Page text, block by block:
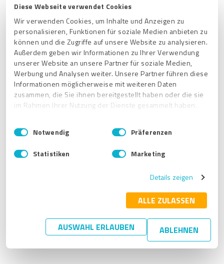
Diese Webseite verwendet Cookies
Wir verwenden Cookies, um Inhalte und Anzeigen zu
personalisieren, Funktionen für soziale Medien anbieten zu
können und die Zugriffe auf unsere Website zu analysieren.
Außerdem geben wir Informationen zu Ihrer Verwendung
unserer Website an unsere Partner für soziale Medien,
Werbung und Analysen weiter. Unsere Partner führen diese
Informationen möglicherweise mit weiteren Daten
zusammen, die Sie ihnen bereitgestellt haben oder die sie
im Rahmen Ihrer Nutzung der Dienste gesammelt haben.
Impressum
Datenschutzbestimmungen
E
i
w
Notwendig Präferenzen
Statistiken Marketing
Details zeigen
ALLE ZULASSEN
AUSWAHL ERLAUBEN ABLEHNEN
Si el ícono del ojo está tachado y en gris, significa que la
encuesta ya no puede ser utilizada por los visitantes a
través de tu perfil público, y las valoraciones ya recibidas
serán excluidas tanto del público como de tu puntuación
total:
puedes pausar/desactivar la encuesta.De este
modo, se conservarán todas las valoraciones
Puedes obtener más información aquí:¿Cómo
desactivo una encuesta?